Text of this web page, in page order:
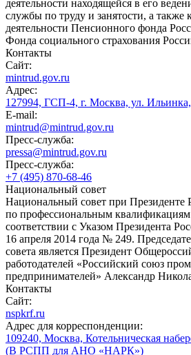
деятельности находящейся в его
службы по труду и занятости, а также
деятельности Пенсионного фонда
Фонда социального страхования
Контакты
Сайт:
mintrud.gov.ru
Адрес:
127994, ГСП-4, г. Москва, ул. Ильинка,
E-mail:
mintrud@mintrud.gov.ru
Пресс-служба:
pressa@mintrud.gov.ru
Пресс-служба:
+7 (495) 870-68-46
Национальный совет
Национальный совет при Президенте
по профессиональным квалификациям
соответствии с Указом Президента
16 апреля 2014 года № 249.
совета является Президент
работодателей «Российский союз
предпринимателей» Александр
Контакты
Сайт:
nspkrf.ru
Адрес для корреспонденции:
109240, Москва, Котельническая
(В РСПП для АНО «НАРК»)